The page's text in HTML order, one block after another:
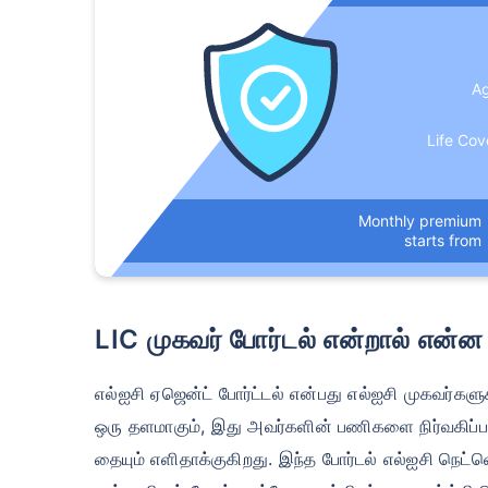
Life
Monthly premium
starts from
LIC முகவர் போர்டல் என்றால் என்ன
எல்ஐசி ஏஜென்ட் போர்ட்டல் என்பது எல்ஐசி
ஒரு தளமாகும், இது அவர்களின் பணிகளை
தையும் எளிதாக்குகிறது. இந்த போர்டல் எல்ஐசி
₹
*₹434/மாதம் என்பது 1 கோடி டேர்ம்
டேர்ம் லைஃப் இன்சூரன்ஸுக்கான தொடக்க
இன்சூரன்ஸுக்கான தொடக்க விலை —